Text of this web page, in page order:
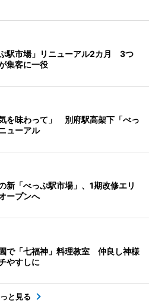
駅市場」リニューアル2カ月 3つ
集客に一役
気を味わって」 別府駅高架下「べっ
ューアル
新「べっぷ駅市場」、1期改修エリ
ープンへ
で「七福神」料理教室 仲良し神様
やすしに
と見る